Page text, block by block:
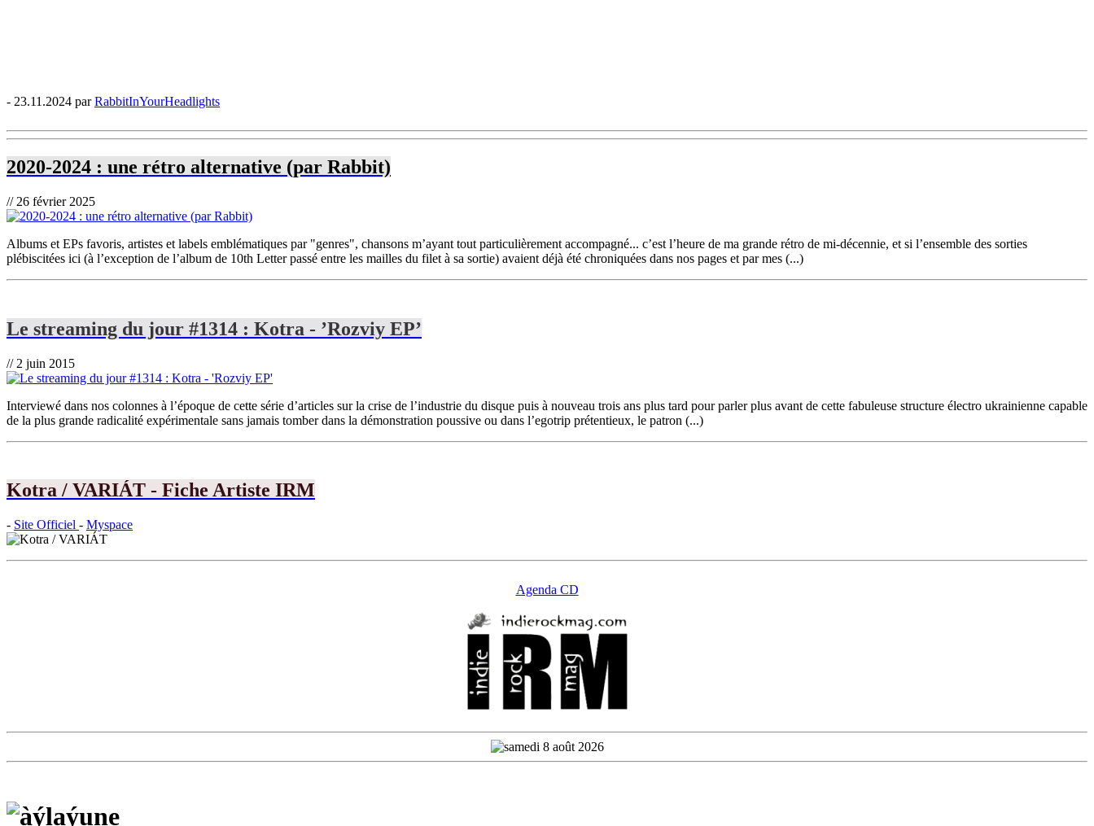
- 23.11.2024 parRabbitInYourHeadlights
2020-2024 : une rétro alternative (par Rabbit)
// 26 février 2025
Albums et EPs favoris, artistes et labels emblématiques par "genres", chansons m’ayant tout particulièrement accompagné... c’est l’heure de ma grande rétro de mi-décennie, et si l’ensemble des sorties
plébiscitées ici (à l’exception de l’album de 10th Letter passé entre les mailles du filet à sa sortie) avaient déjà été chroniquées dans nos pages et par mes (...)
Le streaming du jour #1314 : Kotra - ’Rozviy EP’
// 2 juin 2015
Interviewé dans nos colonnes à l’époque de cette série d’articles sur la crise de l’industrie du disque puis à nouveau trois ans plus tard pour parler plus avant de cette fabuleuse structure électro ukrainienne capable
de la plus grande radicalité expérimentale sans jamais tomber dans la démonstration poussive ou dans l’egotrip prétentieux, le patron (...)
Kotra / VARIÁT - Fiche Artiste IRM
- Site Officiel - Myspace
Agenda CD